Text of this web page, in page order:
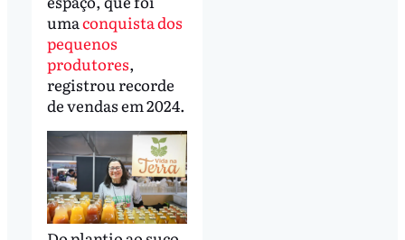
umaconquista dos
pequenos
produtores,
registrou recorde
de vendas em 2024.